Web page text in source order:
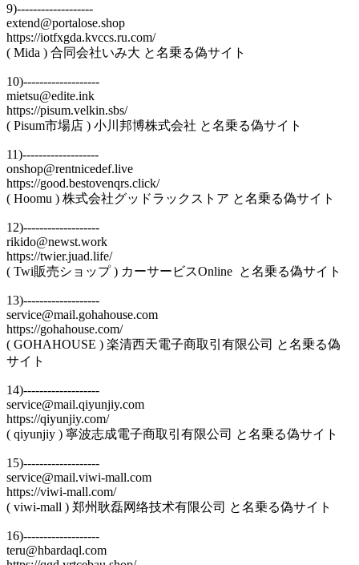
9)-------------------
extend@portalose.shop
https://iotfxgda.kvccs.ru.com/
( Mida ) 合同会社いみ大 と名乗る偽サイト
10)-------------------
mietsu@edite.ink
https://pisum.velkin.sbs/
( Pisum市場店 ) 小川邦博株式会社 と名乗る偽サイト
11)-------------------
onshop@rentnicedef.live
https://good.bestovenqrs.click/
( Hoomu ) 株式会社グッドラックストア と名乗る偽サイト
12)-------------------
rikido@newst.work
https://twier.juad.life/
( Twi販売ショップ ) カーサービスOnline と名乗る偽サイト
13)-------------------
service@mail.gohahouse.com
https://gohahouse.com/
( GOHAHOUSE ) 楽清西天電子商取引有限公司 と名乗る偽
サイト
14)-------------------
service@mail.qiyunjiy.com
https://qiyunjiy.com/
( qiyunjiy ) 寧波志成電子商取引有限公司 と名乗る偽サイト
15)-------------------
service@mail.viwi-mall.com
https://viwi-mall.com/
( viwi-mall ) 郑州耿磊网络技术有限公司 と名乗る偽サイト
16)-------------------
teru@hbardaql.com